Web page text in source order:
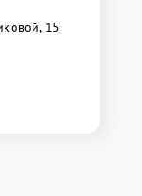
15